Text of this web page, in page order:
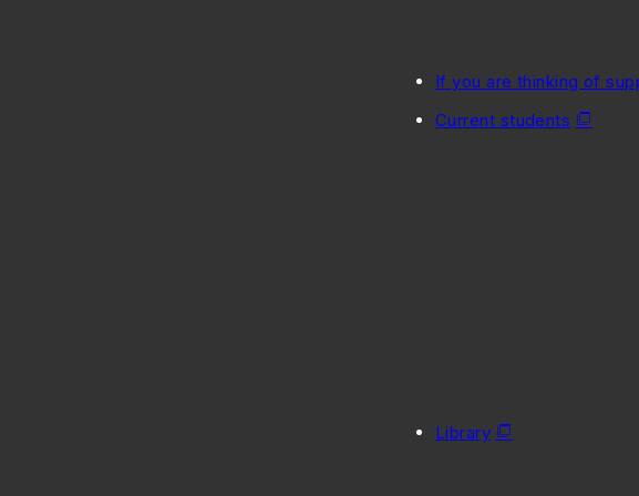
If you are thinking of
Current students
Library